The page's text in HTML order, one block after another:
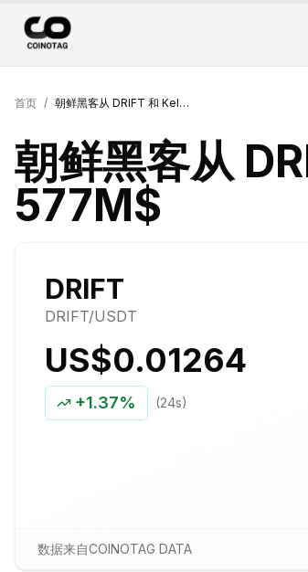
首页 / 朝鲜黑客从 DRIFT 和 Kelp 窃取了 577M$
朝鲜黑客从
577M$
DRIFT
DRIFT/USDT
US$0.01264
+1.37% (24s)
数据来自COINOTAG DATA